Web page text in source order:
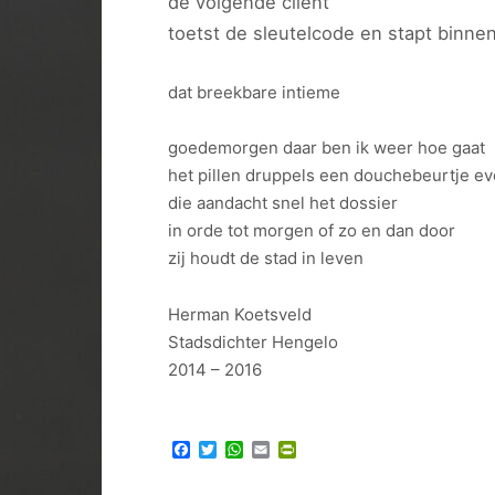
toetst de sleutelcode en stapt binnen
dat breekbare intieme
goedemorgen daar ben ik weer hoe gaat
het pillen druppels een douchebeurtje
die aandacht snel het dossier
in orde tot morgen of zo en dan door
zij houdt de stad in leven
Herman Koetsveld
Stadsdichter Hengelo
2014 – 2016
Facebook
TwitterWhatsApp
Email